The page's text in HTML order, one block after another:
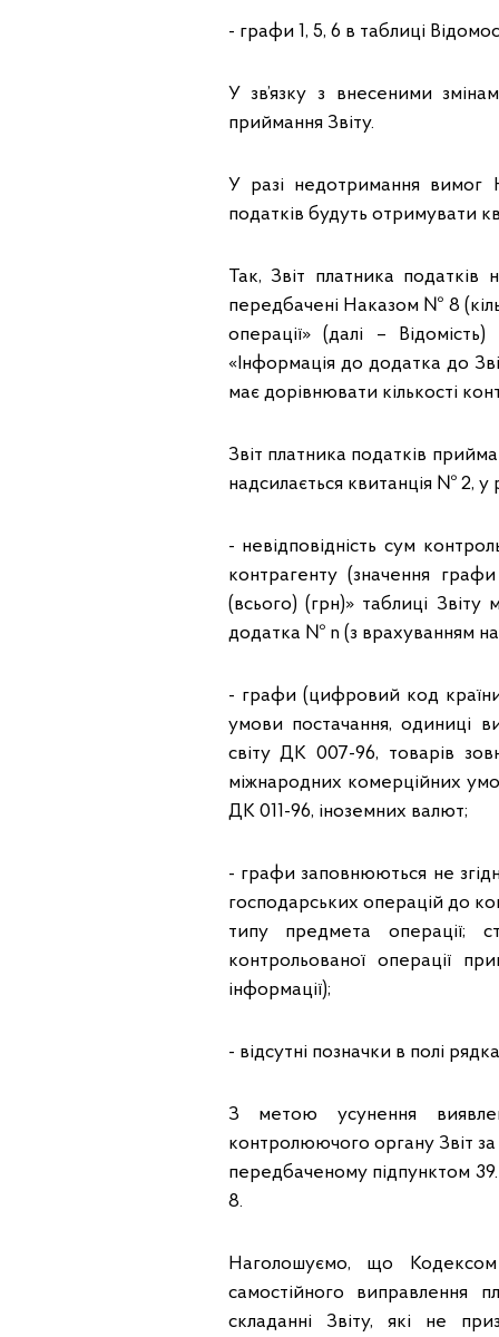
- графи 1, 5, 6 в таблиці
У зв’язку з внесеними
приймання Звіту.
У разі недотримання
податків будуть отримувати
Так, Звіт платника
передбачені Наказом № 8
операції» (далі – Відомість)
«Інформація до додатка до
має дорівнювати кількості
Звіт платника податків
надсилається квитанція № 2,
- невідповідність сум
контрагенту (значення
(всього) (грн)» таблиці
додатка № n (з врахуванням
- графи (цифровий код
умови постачання, одиниці
світу ДК 007-96, товарів
міжнародних комерційних
ДК 011-96, іноземних валют;
- графи заповнюються не
господарських операцій до
типу предмета операції;
контрольованої операції
інформації);
- відсутні позначки в полі
З метою усунення
контролюючого органу Звіт
передбаченому підпунктом
8.
Наголошуємо, що
самостійного виправлення
складанні Звіту, які не